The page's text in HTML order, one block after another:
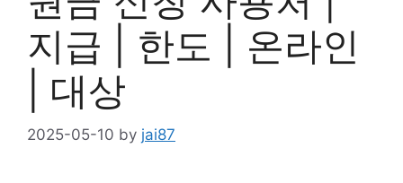
지급 | 한도 | 온라인
| 대상
2025-05-10 by jai87